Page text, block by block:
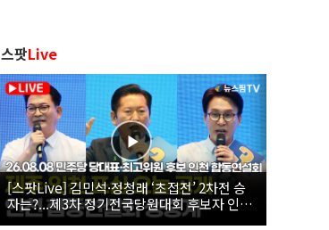
스팟Live
[스팟Live] 김민석·정청래 ‘초접전’ 2차전 승
자는?...제3차 정기전국당원대회 후보자 인천
합동연설회 생중계 | 26.08.08